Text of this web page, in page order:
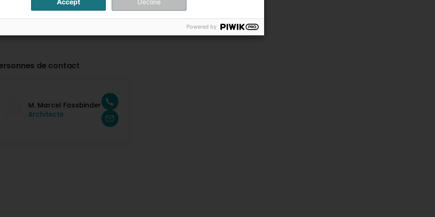
de contact
M. Marcel Fassbinder
Architecte
Accept Decline
Powered by